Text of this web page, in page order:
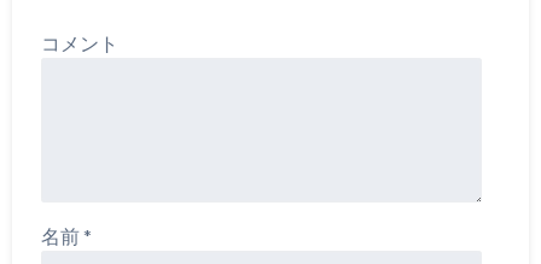
コメント
名前*